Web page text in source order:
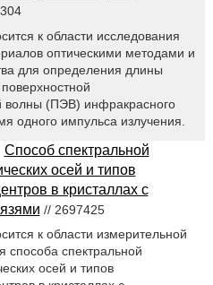
к области исследования
оптическими методами и
для определения длины
волны (ПЭВ) инфракрасного
одного импульса излучения.
Способ спектральной
осей и типов
в кристаллах с
// 2697425
к области измерительной
способа спектральной
осей и типов